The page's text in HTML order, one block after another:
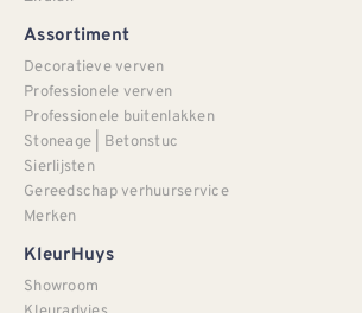
Assortiment
Decoratieve verven
Professionele verven
Professionele buitenlakken
Stoneage | Betonstuc
Sierlijsten
Gereedschap verhuurservice
Merken
KleurHuys
Showroom